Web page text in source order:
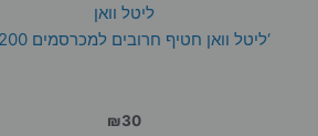
ליטל וואן
‘ליטל וואן חטיף חרובים למכרסמים 200 גר
₪30